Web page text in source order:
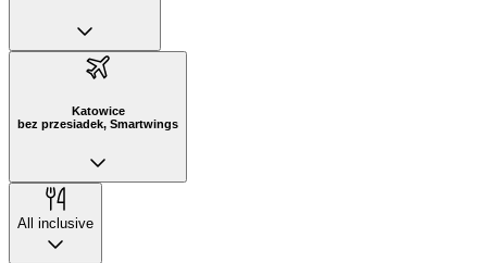
Katowice
bez przesiadek, Smartwings
All inclusive